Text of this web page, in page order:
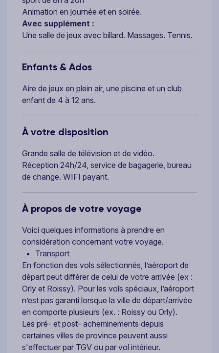
Animation en journée et en soirée.
Avec supplément :
Une salle de jeux avec billard. Massages. Tennis.
Enfants & Ados
Aire de jeux en plein air, une piscine et un club
enfant de 4 à 12 ans.
À votre disposition
Grande salle de télévision et de vidéo.
Réception 24h/24, service de bagagerie, bureau
de change. WIFI payant.
À propos de votre voyage
Voici quelques informations à prendre en
considération concernant votre voyage.
Transport
En fonction des vols sélectionnés, l’aéroport de
départ peut différer de celui de votre arrivée (ex :
Orly et Roissy). Pour les vols spéciaux, l’aéroport
n’est pas garanti lorsque la ville de départ/arrivée
en comporte plusieurs (ex. : Roissy ou Orly).
Les pré- et post- acheminements depuis
certaines villes de province peuvent aussi
s'effectuer par TGV ou par vol intérieur.